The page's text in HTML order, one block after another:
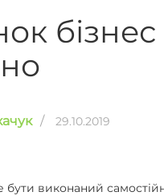
/ 29.10.2019
бути виконаний